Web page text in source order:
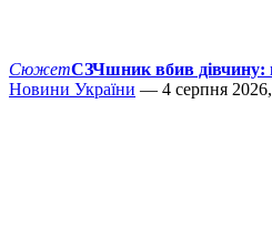
СюжетСЗЧшник вбив дівчину:
Новини України — 4 серпня